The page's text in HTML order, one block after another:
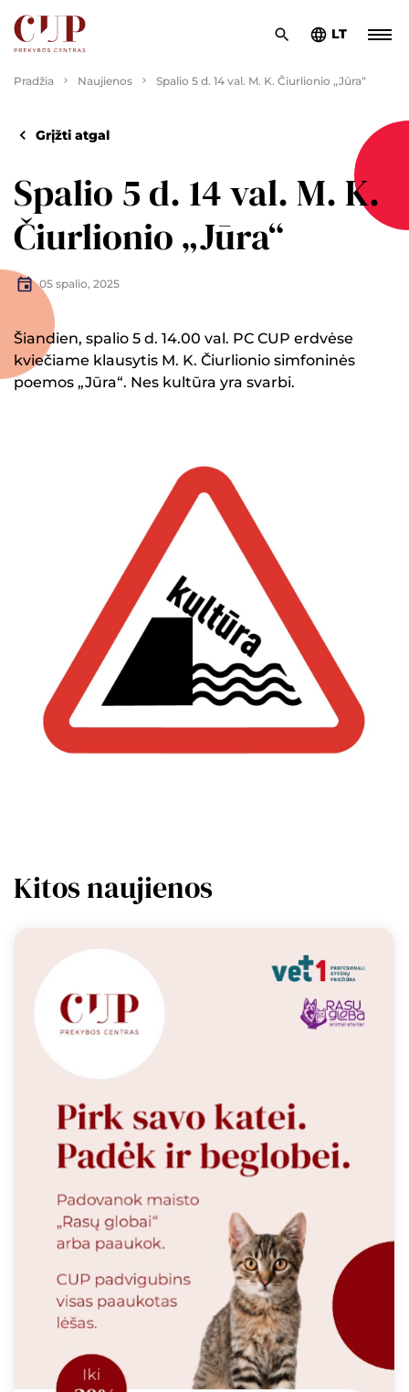
LT
Pradžia Naujienos Spalio 5 d. 14 val. M. K. Čiurlionio „Jūra“
Grįžti atgal
Spalio 5 d. 14 val. M. K.
Čiurlionio „Jūra“
05 spalio, 2025
Šiandien, spalio 5 d. 14.00 val. PC CUP erdvėse
kviečiame klausytis M. K. Čiurlionio simfoninės
poemos „Jūra“. Nes kultūra yra svarbi.
Kitos naujienos